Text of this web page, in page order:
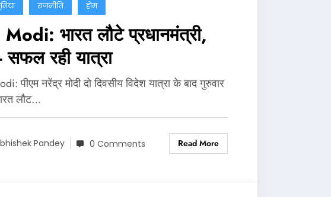
राजनीति होम
भारत लौटे प्रधानमंत्री,
सफल रही यात्रा
पीएम नरेंद्र मोदी दो दिवसीय विदेश यात्रा के बाद गुरुवार
लौट…
Pandey 0 Comments Read More